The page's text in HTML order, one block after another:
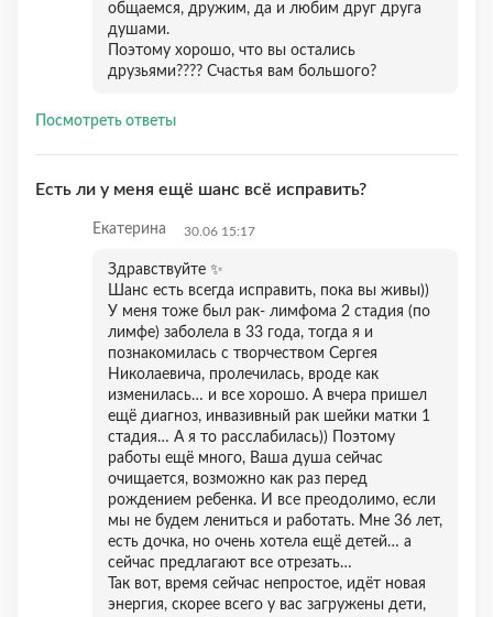
общаемся, дружим, да и любим друг друга
душами.
Поэтому хорошо, что вы остались
друзьями???? Счастья вам большого?
Посмотреть ответы
Есть ли у меня ещё шанс всё исправить?
Екатерина 30.06 15:17
Здравствуйте ✨
Шанс есть всегда исправить, пока вы живы))
У меня тоже был рак- лимфома 2 стадия (по
лимфе) заболела в 33 года, тогда я и
познакомилась с творчеством Сергея
Николаевича, пролечилась, вроде как
изменилась… и все хорошо. А вчера пришел
ещё диагноз, инвазивный рак шейки матки 1
стадия… А я то расслабилась)) Поэтому
работы ещё много, Ваша душа сейчас
очищается, возможно как раз перед
рождением ребенка. И все преодолимо, если
мы не будем лениться и работать. Мне 36 лет,
есть дочка, но очень хотела ещё детей… а
сейчас предлагают все отрезать…
Так вот, время сейчас непростое, идёт новая
энергия, скорее всего у вас загружены дети,